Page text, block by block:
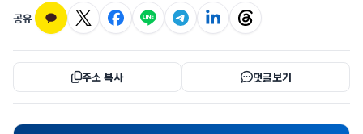
공유
주소 복사 댓글보기